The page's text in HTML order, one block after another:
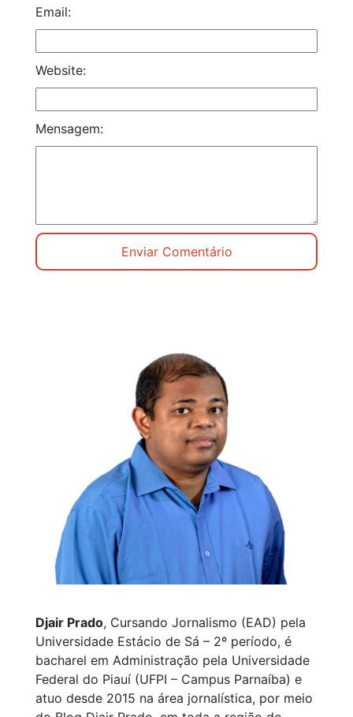
Email:
Website:
Mensagem:
Djair Prado, Cursando Jornalismo (EAD) pela
Universidade Estácio de Sá – 2º período, é
bacharel em Administração pela Universidade
Federal do Piauí (UFPI – Campus Parnaíba) e
atuo desde 2015 na área jornalística, por meio